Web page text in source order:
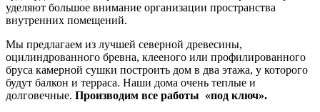
уделяют большое внимание организации пространства
внутренних помещений.
Мы предлагаем из лучшей северной древесины,
оцилиндрованного бревна, клееного или профилированного
бруса камерной сушки построить дом в два этажа, у которого
будут балкон и терраса. Наши дома очень теплые и
долговечные. Производим все работы «под ключ».